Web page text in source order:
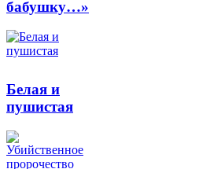
бабушку…»
Белая и
пушистая